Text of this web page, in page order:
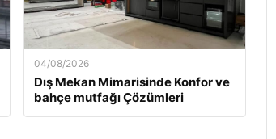
04/08/2026
Dış Mekan Mimarisinde Konfor ve
bahçe mutfağı Çözümleri